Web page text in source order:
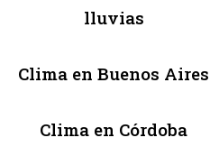
lluvias
Clima en Buenos Aires
Clima en Córdoba